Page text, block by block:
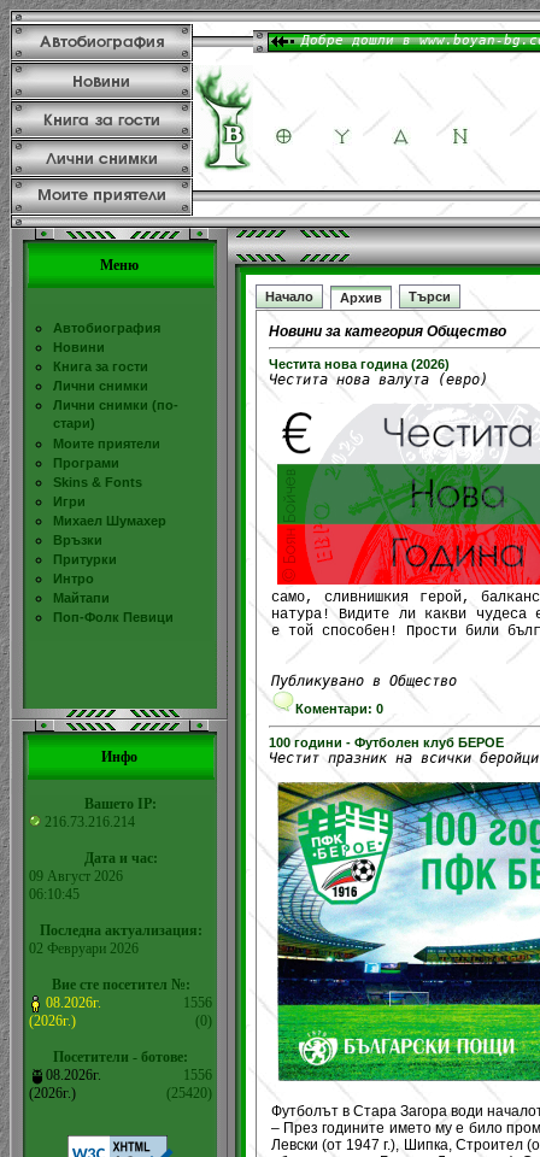
Меню
Автобиография
Новини
Книга за гости
Лични снимки
Лични снимки (по-
стари)
Моите приятели
Програми
Skins & Fonts
Игри
Михаел Шумахер
Връзки
Притурки
Интро
Майтапи
Поп-Фолк Певици
Инфо
Вашето IP:
216.73.216.214
Дата и час:
09 Август 2026
06:10:45
Последна актуализация:
02 Февруари 2026
Вие сте посетител №:
08.2026г.
1556
(2026г.)
(0)
Посетители - ботове:
08.2026г.
1556
(2026г.)
(25420)
Начало Архив Търси
Новини за категория Общество
Честита нова година (2026)
Честита нова валута (евро)
само, сливнишкия герой,
натура! Видите ли какви
е той способен! Прости били
Публикувано в Общество
Коментари: 0
100 години - Футболен клуб БЕРОЕ
Честит празник на всички
Футболът в Стара Загора води
– През годините името му е било
Левски (от 1947 г.), Шипка, Строител